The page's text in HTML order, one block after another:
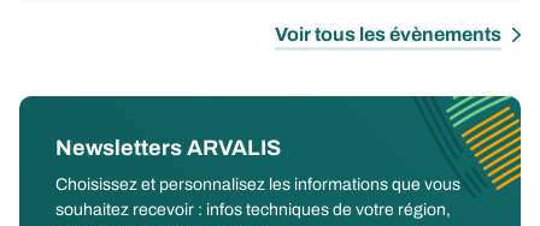
Voir tous les évènements
Newsletters ARVALIS
Choisissez et personnalisez les informations que vous
souhaitez recevoir : infos techniques de votre région,